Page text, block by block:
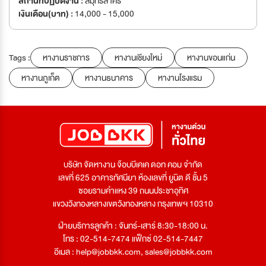
เงินเดือน(บาท) : 14,000 - 15,000
Tags : หางานราชการ หางานเชียงใหม่
หางานขอนแก่น
หางานภูเก็ต
หางานธนาคาร หางานโรงแรม
บริษัท จัดหางาน จ๊อบบีเคเค ดอท คอม จำกัด
เลขที่ 625 อาคารทัศนียา ห้องเลขที่ ยูนิต ดี ชั้น 5
ซอยรามคำแหง 39 ถนนประชาอุทิศ
แขวงวังทองหลางเขตวังทองหลาง กรุงเทพฯ 10310
ฝ่ายบริการลูกค้า : จันทร์-เสาร์ 8:30-18:00 น.
โทร : 02-514-7474 แฟ็กซ์ 02-514-7447
อีเมล :help@jobbkk.com,sales@jobbkk.com